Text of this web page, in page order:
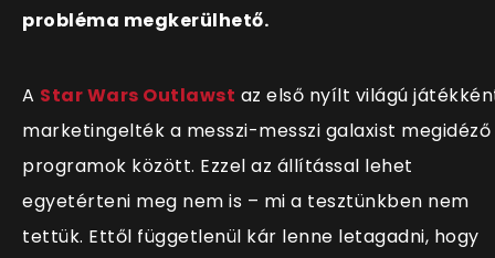
probléma megkerülhető.
A Star Wars Outlawst az első nyílt világú
marketingelték a messzi-messzi galaxist megidéző
programok között. Ezzel az állítással lehet
egyetérteni meg nem is – mi a tesztünkben nem
tettük. Ettől függetlenül kár lenne letagadni, hogy